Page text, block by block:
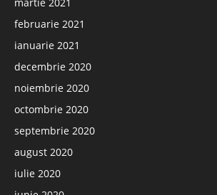
februarie 2021
ianuarie 2021
decembrie 2020
noiembrie 2020
octombrie 2020
septembrie 2020
august 2020
iulie 2020